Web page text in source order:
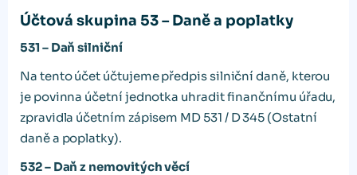
Účtová skupina 53 – Daně a poplatky
531 – Daň silniční
Na tento účet účtujeme předpis silniční daně, kterou
je povinna účetní jednotka uhradit finančnímu úřadu,
zpravidla účetním zápisem MD 531 / D 345 (Ostatní
daně a poplatky).
532 – Daň z nemovitých věcí